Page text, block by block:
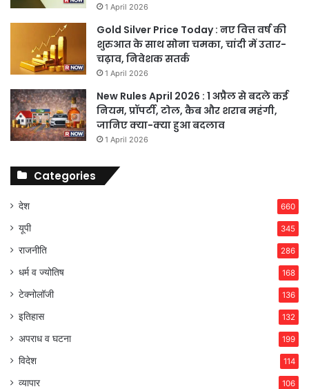
1 April 2026
Gold Silver Price Today : नए वित्त वर्ष की
शुरुआत के साथ सोना चमका, चांदी में उतार-
चढ़ाव, निवेशक सतर्क
1 April 2026
New Rules April 2026 : 1 अप्रैल से बदले कई
नियम, प्रॉपर्टी, टोल, कैब और शराब महंगी,
जानिए क्या-क्या हुआ बदलाव
1 April 2026
Categories
देश 660
यूपी 345
राजनीति 286
धर्म व ज्योतिष 168
टेक्नोलॉजी 136
इतिहास 132
अपराध व घटना 199
विदेश 114
व्यापार 106